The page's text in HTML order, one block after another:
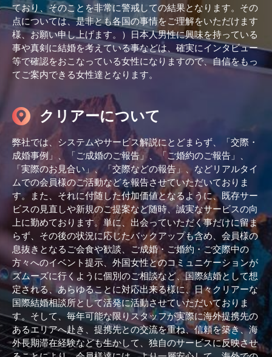
ており、そのことを非常に警戒しての結果となります。その
点については、是非とも各国の事情をご理解をいただけます
様、お願い申し上げます。）日本人男性に興味を持っている
事や真剣に結婚を考えている事などは、確実にインタビュー
等で確認をおこなっている女性になりますので、自信をもっ
てご案内できる女性達となります。
クリアーについて
弊社では、システムやサービス解説にとどまらず、「交際・
成婚事例」、「ご成婚のご報告」、「ご婚約のご報告」、
「実際のお見合い」、「交際などの報告」、などリアルタイ
ムでの会員様のご活動などを報告させていただいておりま
す。また、それに付随した付加価値となるように、既存サー
ビスの見直しや新規のご提案など随時、誠実なサービスの向
上に勤めております。単に、出会っていただく事だけに留ま
らず、その後の状況に応じたバックアップも含め、会員様の
息抜きとなるご会食や歓談、ご成婚・ご婚約・ご交際中の
方々へのイベント提示、外国女性とのコミュニケーションが
ズムーズに行くように個別のご相談など、国際結婚として想
定される、あらゆることに対応出来る様に、日々クリアーな
国際結婚相談所として活発に活動させていただいておりま
す。そして、毎年可能な限りスタッフが実際に海外提携先の
あるエリアへ赴き、提携先との交流を重ね、信頼を築き、海
外長期滞在経験なども生かして、独自のサービスに反映させ